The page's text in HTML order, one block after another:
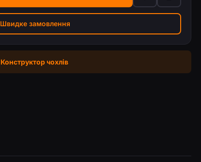
Швидке замовлення
чохлів